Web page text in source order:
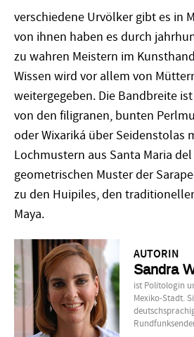
verschiedene Urvölker gibt es in
von ihnen haben es durch
zu wahren Meistern im
Wissen wird vor allem von
weitergegeben. Die Bandbreite
von den filigranen, bunten
oder Wixariká über Seidenstolas
Lochmustern aus Santa Maria
geometrischen Muster der
zu den Huipiles, den
Maya.
AUTORIN
Sandra
ist Politologin
Mexiko-Stadt.